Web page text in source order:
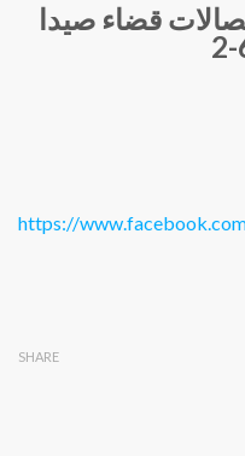
قضاء صيدا
https://
SHARE